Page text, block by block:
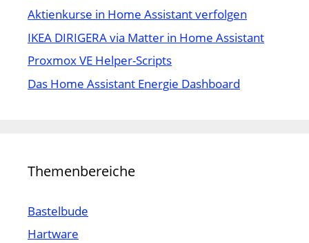
Aktienkurse in Home Assistant verfolgen
IKEA DIRIGERA via Matter in Home Assistant
Proxmox VE Helper-Scripts
Das Home Assistant Energie Dashboard
Themenbereiche
Bastelbude
Hartware